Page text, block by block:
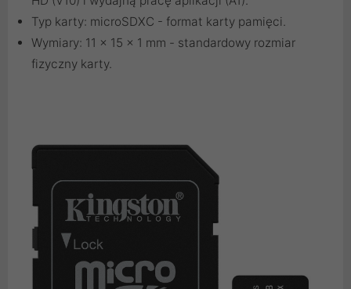
Typ karty: microSDXC - format karty pamięci.
Wymiary: 11 x 15 x 1 mm - standardowy rozmiar
fizyczny karty.